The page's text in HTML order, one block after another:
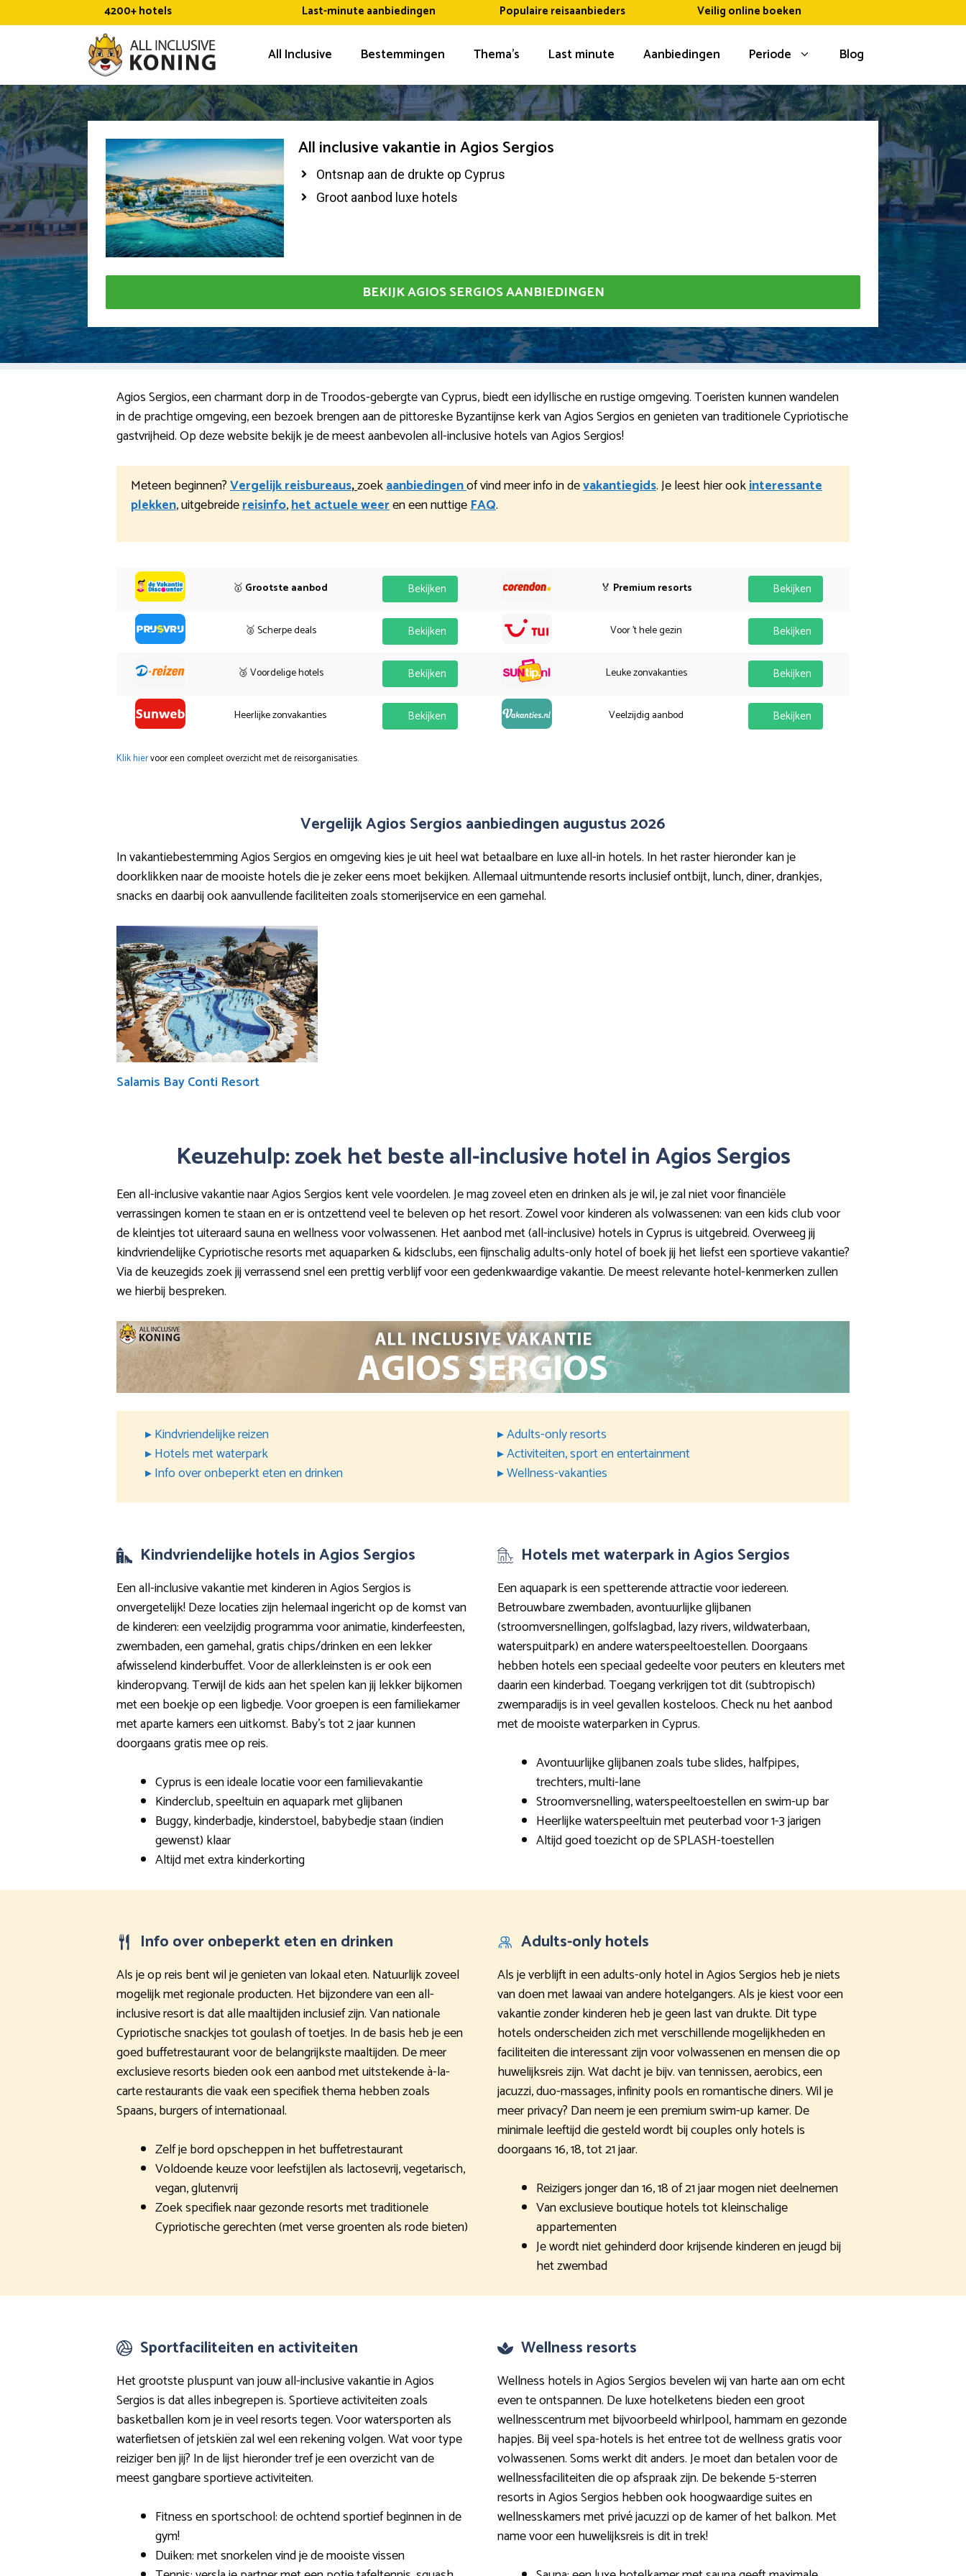
naar
4200+ hotels Last-minute aanbiedingen Populaire reisaanbieders Veilig online boeken
All Inclusive Bestemmingen Thema’s Last minute Aanbiedingen Periode Blog
All inclusive vakantie in Agios Sergios
Ontsnap aan de drukte op Cyprus
Groot aanbod luxe hotels
BEKIJK AGIOS SERGIOS AANBIEDINGEN
Agios Sergios, een charmant dorp in de Troodos-gebergte van Cyprus, biedt een idyllische en rustige omgeving. Toeristen kunnen wandelen
in de prachtige omgeving, een bezoek brengen aan de pittoreske Byzantijnse kerk van Agios Sergios en genieten van traditionele Cypriotische
gastvrijheid. Op deze website bekijk je de meest aanbevolen all-inclusive hotels van Agios Sergios!
Meteen beginnen?Vergelijk reisbureaus,zoekaanbiedingenof vind meer info in devakantiegids. Je leest hier ookinteressante
plekken, uitgebreidereisinfo,het actuele weeren een nuttigeFAQ.
🥇 Grootste aanbod Bekijken
🥈 Scherpe deals Bekijken
🥉 Voordelige hotels Bekijken
Heerlijke zonvakanties Bekijken
🏅 Premium resorts Bekijken
Voor 't hele gezin Bekijken
Leuke zonvakanties Bekijken
Veelzijdig aanbod Bekijken
Klik hiervoor een compleet overzicht met de reisorganisaties.
Vergelijk Agios Sergios aanbiedingen augustus 2026
In vakantiebestemming Agios Sergios en omgeving kies je uit heel wat betaalbare en luxe all-in hotels. In het raster hieronder kan je
doorklikken naar de mooiste hotels die je zeker eens moet bekijken. Allemaal uitmuntende resorts inclusief ontbijt, lunch, diner, drankjes,
snacks en daarbij ook aanvullende faciliteiten zoals stomerijservice en een gamehal.
Salamis Bay Conti Resort
Keuzehulp: zoek het beste all-inclusive hotel in Agios Sergios
Een all-inclusive vakantie naar Agios Sergios kent vele voordelen. Je mag zoveel eten en drinken als je wil, je zal niet voor financiële
verrassingen komen te staan en er is ontzettend veel te beleven op het resort. Zowel voor kinderen als volwassenen: van een kids club voor
de kleintjes tot uiteraard sauna en wellness voor volwassenen. Het aanbod met (all-inclusive) hotels in Cyprus is uitgebreid. Overweeg jij
kindvriendelijke Cypriotische resorts met aquaparken & kidsclubs, een fijnschalig adults-only hotel of boek jij het liefst een sportieve vakantie?
Via de keuzegids zoek jij verrassend snel een prettig verblijf voor een gedenkwaardige vakantie. De meest relevante hotel-kenmerken zullen
we hierbij bespreken.
▸ Kindvriendelijke reizen
▸ Hotels met waterpark
▸ Info over onbeperkt eten en drinken
▸ Adults-only resorts
▸ Activiteiten, sport en entertainment
▸ Wellness-vakanties
Kindvriendelijke hotels in Agios Sergios
Een all-inclusive vakantie met kinderen in Agios Sergios is
onvergetelijk! Deze locaties zijn helemaal ingericht op de komst van
de kinderen: een veelzijdig programma voor animatie, kinderfeesten,
zwembaden, een gamehal, gratis chips/drinken en een lekker
afwisselend kinderbuffet. Voor de allerkleinsten is er ook een
kinderopvang. Terwijl de kids aan het spelen kan jij lekker bijkomen
met een boekje op een ligbedje. Voor groepen is een familiekamer
met aparte kamers een uitkomst. Baby’s tot 2 jaar kunnen
doorgaans gratis mee op reis.
Cyprus is een ideale locatie voor een familievakantie
Kinderclub, speeltuin en aquapark met glijbanen
Buggy, kinderbadje, kinderstoel, babybedje staan (indien
gewenst) klaar
Altijd met extra kinderkorting
Hotels met waterpark in Agios Sergios
Een aquapark is een spetterende attractie voor iedereen.
Betrouwbare zwembaden, avontuurlijke glijbanen
(stroomversnellingen, golfslagbad, lazy rivers, wildwaterbaan,
waterspuitpark) en andere waterspeeltoestellen. Doorgaans
hebben hotels een speciaal gedeelte voor peuters en kleuters met
daarin een kinderbad. Toegang verkrijgen tot dit (subtropisch)
zwemparadijs is in veel gevallen kosteloos. Check nu het aanbod
met de mooiste waterparken in Cyprus.
Avontuurlijke glijbanen zoals tube slides, halfpipes,
trechters, multi-lane
Stroomversnelling, waterspeeltoestellen en swim-up bar
Heerlijke waterspeeltuin met peuterbad voor 1-3 jarigen
Altijd goed toezicht op de SPLASH-toestellen
Info over onbeperkt eten en drinken
Als je op reis bent wil je genieten van lokaal eten. Natuurlijk zoveel
mogelijk met regionale producten. Het bijzondere van een all-
inclusive resort is dat alle maaltijden inclusief zijn. Van nationale
Cypriotische snackjes tot goulash of toetjes. In de basis heb je een
goed buffetrestaurant voor de belangrijkste maaltijden. De meer
exclusieve resorts bieden ook een aanbod met uitstekende à-la-
carte restaurants die vaak een specifiek thema hebben zoals
Spaans, burgers of internationaal.
Zelf je bord opscheppen in het buffetrestaurant
Voldoende keuze voor leefstijlen als lactosevrij, vegetarisch,
vegan, glutenvrij
Zoek specifiek naar gezonde resorts met traditionele
Cypriotische gerechten (met verse groenten als rode bieten)
Adults-only hotels
Als je verblijft in een adults-only hotel in Agios Sergios heb je niets
van doen met lawaai van andere hotelgangers. Als je kiest voor een
vakantie zonder kinderen heb je geen last van drukte. Dit type
hotels onderscheiden zich met verschillende mogelijkheden en
faciliteiten die interessant zijn voor volwassenen en mensen die op
huwelijksreis zijn. Wat dacht je bijv. van tennissen, aerobics, een
jacuzzi, duo-massages, infinity pools en romantische diners. Wil je
meer privacy? Dan neem je een premium swim-up kamer. De
minimale leeftijd die gesteld wordt bij couples only hotels is
doorgaans 16, 18, tot 21 jaar.
Reizigers jonger dan 16, 18 of 21 jaar mogen niet deelnemen
Van exclusieve boutique hotels tot kleinschalige
appartementen
Je wordt niet gehinderd door krijsende kinderen en jeugd bij
het zwembad
Sportfaciliteiten en activiteiten
Het grootste pluspunt van jouw all-inclusive vakantie in Agios
Sergios is dat alles inbegrepen is. Sportieve activiteiten zoals
basketballen kom je in veel resorts tegen. Voor watersporten als
waterfietsen of jetskiën zal wel een rekening volgen. Wat voor type
reiziger ben jij? In de lijst hieronder tref je een overzicht van de
meest gangbare sportieve activiteiten.
Fitness en sportschool: de ochtend sportief beginnen in de
gym!
Duiken: met snorkelen vind je de mooiste vissen
Wellness resorts
Wellness hotels in Agios Sergios bevelen wij van harte aan om echt
even te ontspannen. De luxe hotelketens bieden een groot
wellnesscentrum met bijvoorbeeld whirlpool, hammam en gezonde
hapjes. Bij veel spa-hotels is het entree tot de wellness gratis voor
volwassenen. Soms werkt dit anders. Je moet dan betalen voor de
wellnessfaciliteiten die op afspraak zijn. De bekende 5-sterren
resorts in Agios Sergios hebben ook hoogwaardige suites en
wellnesskamers met privé jacuzzi op de kamer of het balkon. Met
name voor een huwelijksreis is dit in trek!